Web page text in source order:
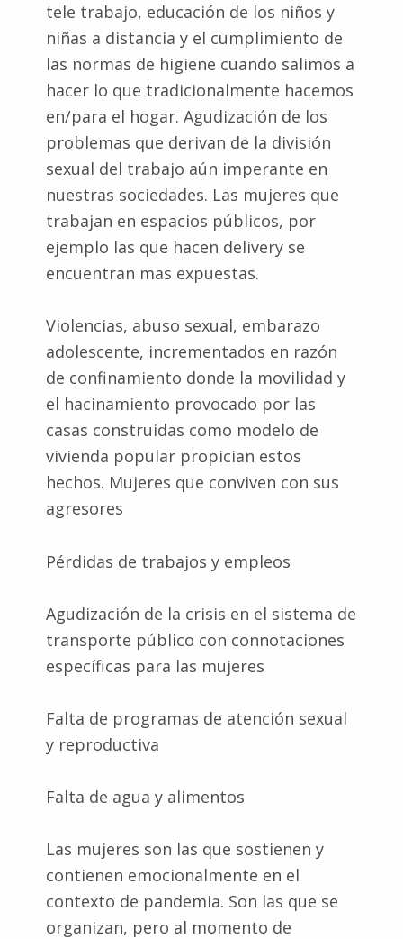
tele trabajo, educación de los niños y
niñas a distancia y el cumplimiento de
las normas de higiene cuando salimos a
hacer lo que tradicionalmente hacemos
en/para el hogar. Agudización de los
problemas que derivan de la división
sexual del trabajo aún imperante en
nuestras sociedades. Las mujeres que
trabajan en espacios públicos, por
ejemplo las que hacen delivery se
encuentran mas expuestas.
Violencias, abuso sexual, embarazo
adolescente, incrementados en razón
de confinamiento donde la movilidad y
el hacinamiento provocado por las
casas construidas como modelo de
vivienda popular propician estos
hechos. Mujeres que conviven con sus
agresores
Pérdidas de trabajos y empleos
Agudización de la crisis en el sistema de
transporte público con connotaciones
específicas para las mujeres
Falta de programas de atención sexual
y reproductiva
Falta de agua y alimentos
Las mujeres son las que sostienen y
contienen emocionalmente en el
contexto de pandemia. Son las que se
organizan, pero al momento de